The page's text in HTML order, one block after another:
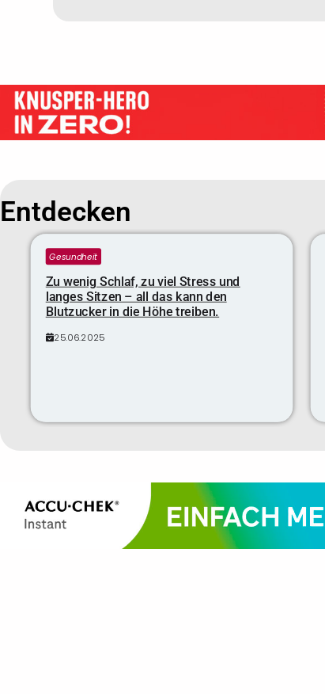
Entdecken
Gesundheit
Zu wenig Schlaf, zu viel Stress und
langes Sitzen – all das kann den
Blutzucker in die Höhe treiben.
25.06.2025